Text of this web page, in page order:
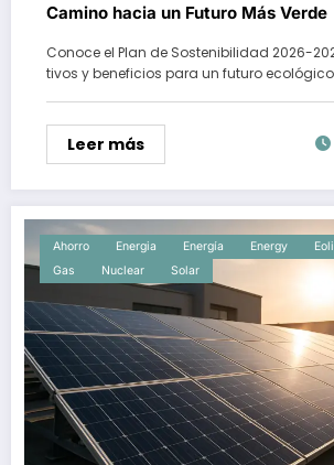
Camino hacia un Futuro Más Verde
Conoce el Plan de Sostenibilidad 2026-
tivos y beneficios para un futuro
Leer más
Ahorro Energia Energía Energy
Gas
Nuclear Solar